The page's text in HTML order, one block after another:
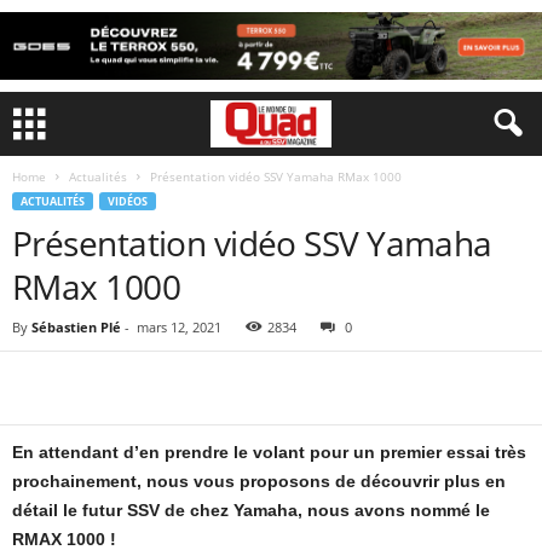
Home Actualités Présentation vidéo SSV Yamaha RMax 1000
ACTUALITÉS VIDÉOS
Présentation vidéo SSV Yamaha
RMax 1000
By Sébastien Plé - mars 12, 2021 2834 0
En attendant d’en prendre le volant pour un premier essai très
prochainement, nous vous proposons de découvrir plus en
détail le futur SSV de chez Yamaha, nous avons nommé le
RMAX 1000 !